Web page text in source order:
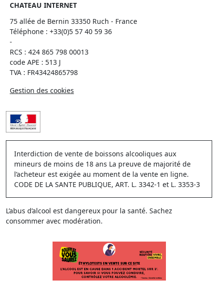
CHATEAU INTERNET
75 allée de Bernin 33350 Ruch - France
Téléphone : +33(0)5 57 40 59 36
-
RCS : 424 865 798 00013
code APE : 513 J
TVA : FR43424865798
Gestion des cookies
Interdiction de vente de boissons alcooliques aux
mineurs de moins de 18 ans La preuve de majorité de
l’acheteur est exigée au moment de la vente en ligne.
CODE DE LA SANTE PUBLIQUE, ART. L. 3342-1 et L. 3353-3
L’abus d’alcool est dangereux pour la santé. Sachez
consommer avec modération.